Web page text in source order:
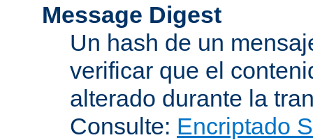
Message Digest
Un hash de un
verificar que el
alterado durante la
Consulte: Encriptado